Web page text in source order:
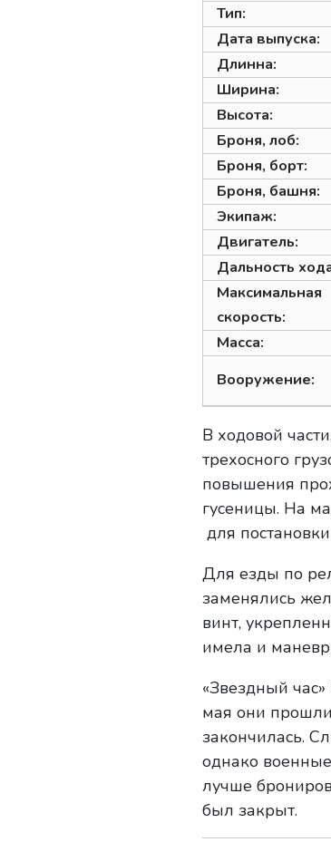
Тип:
Дата выпуска:
Длинна:
Ширина:
Высота:
Броня, лоб:
Броня, борт:
Броня, башня:
Экипаж:
Двигатель:
Дальность
Максимальная
скорость:
Масса:
Вооружение:
В ходовой
трехосного
повышения
гусеницы. На
для
Для езды по
заменялись
винт,
имела и
«Звездный
мая они
закончилась.
однако
лучше
был закрыт.